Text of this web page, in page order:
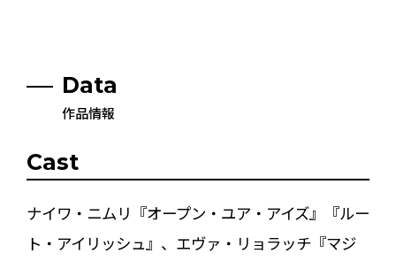
Data
作品情報
Cast
ナイワ・ニムリ『オープン・ユア・アイズ』『ルー
ト・アイリッシュ』、エヴァ・リョラッチ『マジ